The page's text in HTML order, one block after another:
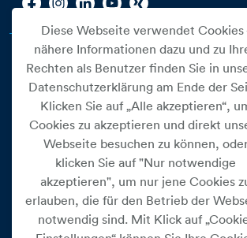
Cookie Einstellungen
Datenschutz
Impressum
Diese Webseite verwendet Cookies
nähere Informationen dazu und zu
Rechten als Benutzer finden Sie in
Datenschutzerklärung am Ende der
Klicken Sie auf „Alle akzeptieren“,
Cookies zu akzeptieren und direkt
Webseite besuchen zu können,
klicken Sie auf "Nur notwendige
akzeptieren", um nur jene Cookies
erlauben, die für den Betrieb der
notwendig sind. Mit Klick auf